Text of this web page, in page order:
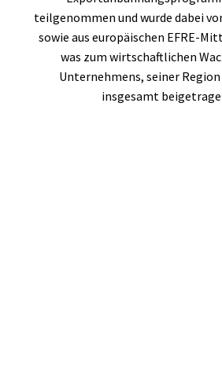
teilgenommen und wurde dabei
sowie aus europäischen EFRE-
was zum wirtschaftlichen
Unternehmens, seiner Region
insgesamt